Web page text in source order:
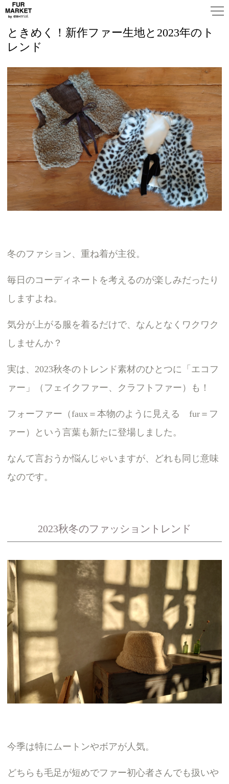
ときめく！新作ファー生地と2023年のト
レンド
冬のファション、重ね着が主役。
毎日のコーディネートを考えるのが楽しみだったり
しますよね。
気分が上がる服を着るだけで、なんとなくワクワク
しませんか？
実は、2023秋冬のトレンド素材のひとつに「エコフ
ァー」（フェイクファー、クラフトファー）も！
フォーファー（faux＝本物のように見える fur＝フ
ァー）という言葉も新たに登場しました。
なんて言おうか悩んじゃいますが、どれも同じ意味
なのです。
2023秋冬のファッショントレンド
今季は特にムートンやボアが人気。
どちらも毛足が短めでファー初心者さんでも扱いや